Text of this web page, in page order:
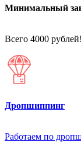
Минимальный
Всего 4000
Дропшиппинг
Работаем по